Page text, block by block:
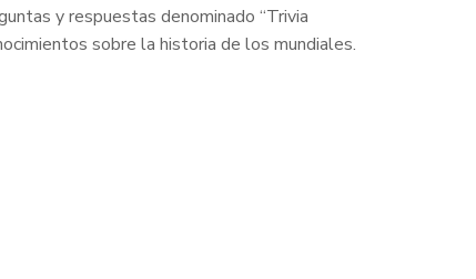
y respuestas denominado “Trivia
sobre la historia de los mundiales.